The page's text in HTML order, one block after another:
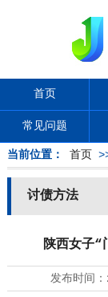
首页
常见问题
当前位置： 首页
讨债方法
陕西女子“
发布时间：